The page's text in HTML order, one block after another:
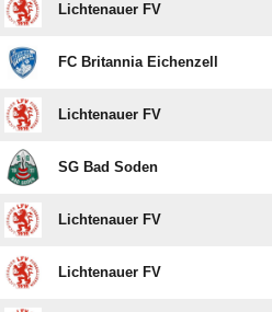
Lichtenauer FV
FC Britannia Eichenzell
Lichtenauer FV
SG Bad Soden
Lichtenauer FV
Lichtenauer FV